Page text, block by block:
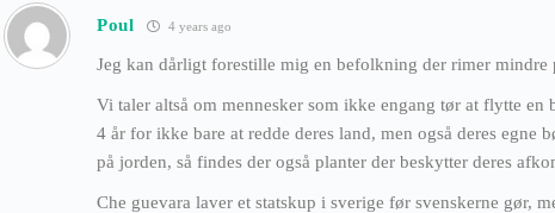
Poul 4 years ago
Jeg kan dårligt forestille mig en befolkning der rimer mindre
Vi taler altså om mennesker som ikke engang tør at flytte en
4 år for ikke bare at redde deres land, men også deres
på jorden, så findes der også planter der beskytter deres
Che guevara laver et statskup i sverige før svenskerne gør,